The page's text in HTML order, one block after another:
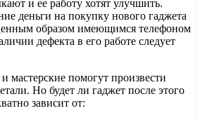
и ее работу хотят улучшить.
деньги на покупку нового гаджета
образом имеющимся телефоном
дефекта в его работе следует
мастерские помогут произвести
Но будет ли гаджет после этого
зависит от: